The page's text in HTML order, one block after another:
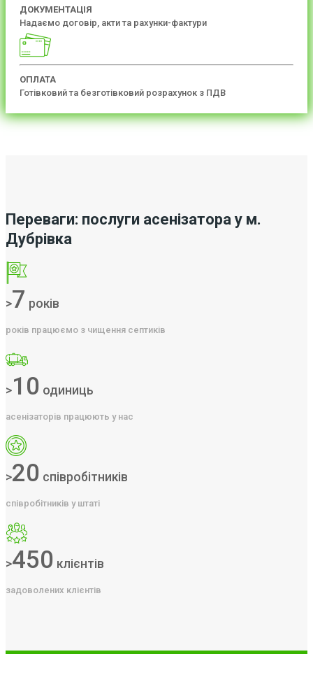
ДОКУМЕНТАЦІЯ
Надаємо договір, акти та рахунки-фактури
ОПЛАТА
Готівковий та безготівковий розрахунок з ПДВ
Переваги: послуги асенізатора у м.
Дубрівка
>7 років
років працюємо з чищення септиків
>10 одиниць
асенізаторів працюють у нас
>20 співробітників
співробітників у штаті
>450 клієнтів
задоволених клієнтів